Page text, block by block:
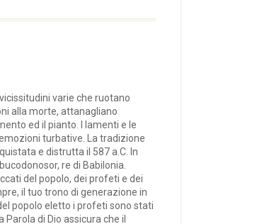
varie che ruotano
alla morte, attanagliano
ed il pianto. I lamenti e le
turbative. La tradizione
e distrutta il 587 a.C. In
re di Babilonia.
del popolo, dei profeti e dei
il tuo trono di generazione in
popolo eletto i profeti sono stati
di Dio assicura che il